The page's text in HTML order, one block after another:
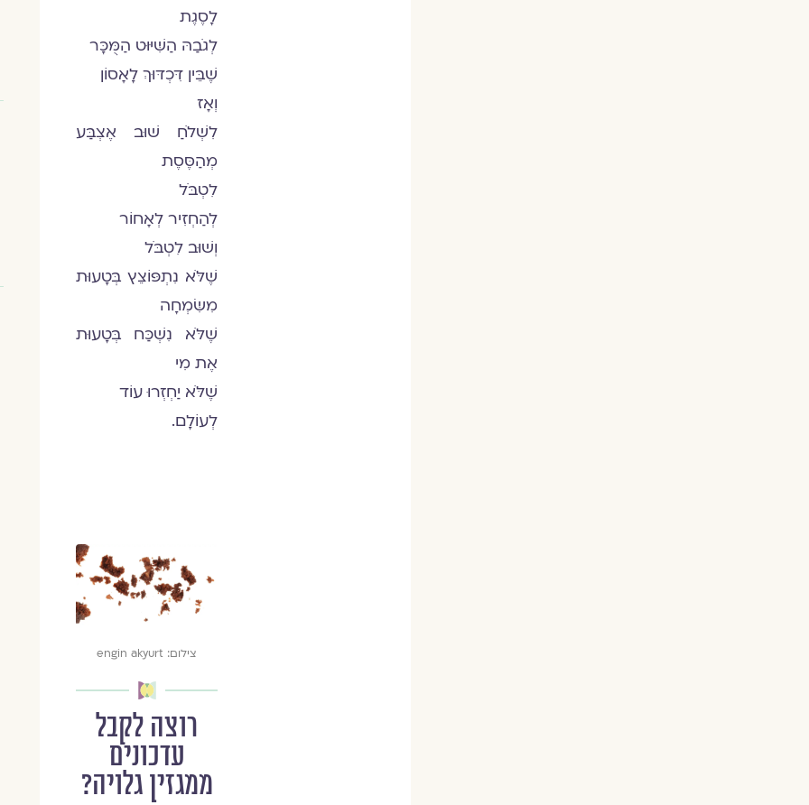
לָסֶגֶת
לְגֹבַהּ הַשִּׁיּוּט הַמֻּכָּר
שֶׁבֵּין דִּכְדּוּךְ לָאָסוֹן
וְאָז
לִשְׁלֹחַ שׁוּב אֶצְבַּע
מְהַסֶּסֶת
לִטְבֹּל
לְהַחְזִיר לְאָחוֹר
וְשׁוּב לִטְבֹּל
שֶׁלֹּא נִתְפּוֹצֵץ בְּטָעוּת
מִשִּׂמְחָה
שֶׁלֹּא נִשְׁכַּח בְּטָעוּת
אֶת מִי
שֶׁלֹּא יַחְזְרוּ עוֹד
לְעוֹלָם.
צילום: engin akyurt
רוצה לקבל
עדכונים
ממגזין גלויה?